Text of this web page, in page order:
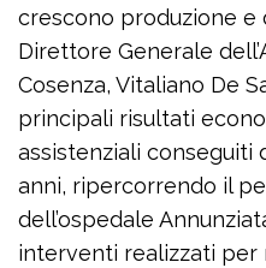
crescono produzione e
Direttore Generale
Cosenza, Vitaliano De
principali risultati
assistenziali conseguiti
anni, ripercorrendo il
dell’ospedale
interventi realizzati per